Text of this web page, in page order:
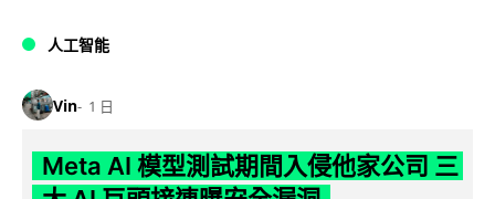
人工智能
Vin 1 日
Meta AI 模型測試期間入侵他家公司 三